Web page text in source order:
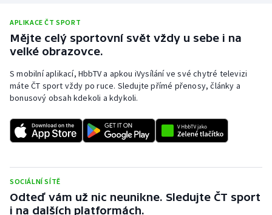
APLIKACE ČT SPORT
Mějte celý sportovní svět vždy u sebe i na
velké obrazovce.
S mobilní aplikací, HbbTV a apkou iVysílání ve své chytré televizi
máte ČT sport vždy po ruce. Sledujte přímé přenosy, články a
bonusový obsah kdekoli a kdykoli.
SOCIÁLNÍ SÍTĚ
Odteď vám už nic neunikne. Sledujte ČT sport
i na dalších platformách.